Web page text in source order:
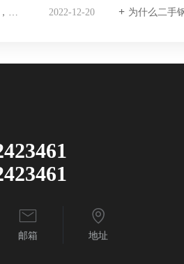
2022-12-20 为什么二手
邮箱 地址